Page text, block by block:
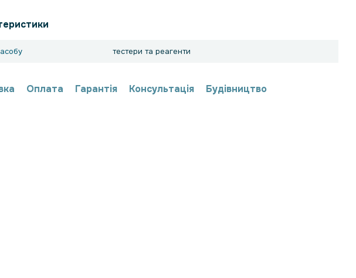
тестери та реагенти
Оплата Гарантія Консультація Будівництво